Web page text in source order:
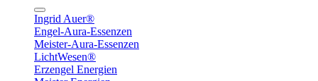
Ingrid Auer®
Engel-Aura-Essenzen
Meister-Aura-Essenzen
LichtWesen®
Erzengel Energien